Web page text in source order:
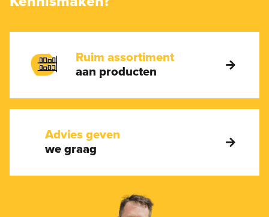
Ruim assortiment
aan producten
Advies geven
we graag